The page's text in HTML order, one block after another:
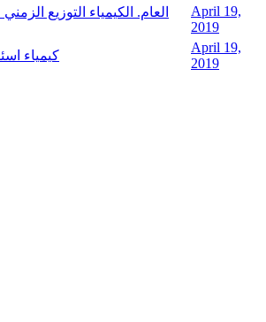
العام. الكيمياء التوزيع
April 19,
2019
كيمياء
April 19,
2019